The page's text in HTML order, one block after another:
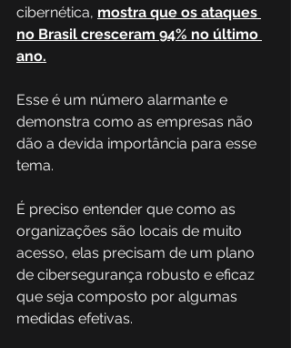
cibernética, mostra que os ataques
no Brasil cresceram 94% no último
ano.
Esse é um número alarmante e
demonstra como as empresas não
dão a devida importância para esse
tema.
É preciso entender que como as
organizações são locais de muito
acesso, elas precisam de um plano
de cibersegurança robusto e eficaz
que seja composto por algumas
medidas efetivas.